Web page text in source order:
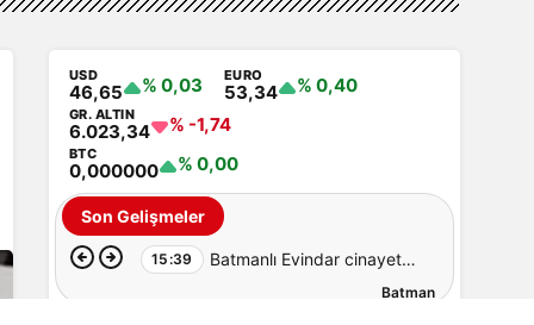
USD
46,65 % 0,03 EURO
53,34 % 0,40
GR. ALTIN
6.023,34 % -1,74
BTC
0,000000 % 0,00
Son Gelişmeler
15:39 Batmanlı Evindar cinayete
Batman